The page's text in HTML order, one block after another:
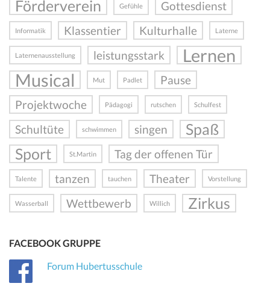
Förderverein Gefühle Gottesdienst
Informatik Klassentier Kulturhalle Laterne
Laternenausstellung leistungsstark
Lernen
Musical
Mut Padlet
Pause
Projektwoche
Pädagogi rutschen Schulfest
Schultüte schwimmen singen
Spaß
Sport
St.Martin Tag der offenen Tür
Talente tanzen tauchen Theater Vorstellung
Wasserball Wettbewerb Willich Zirkus
FACEBOOK GRUPPE
Forum Hubertusschule